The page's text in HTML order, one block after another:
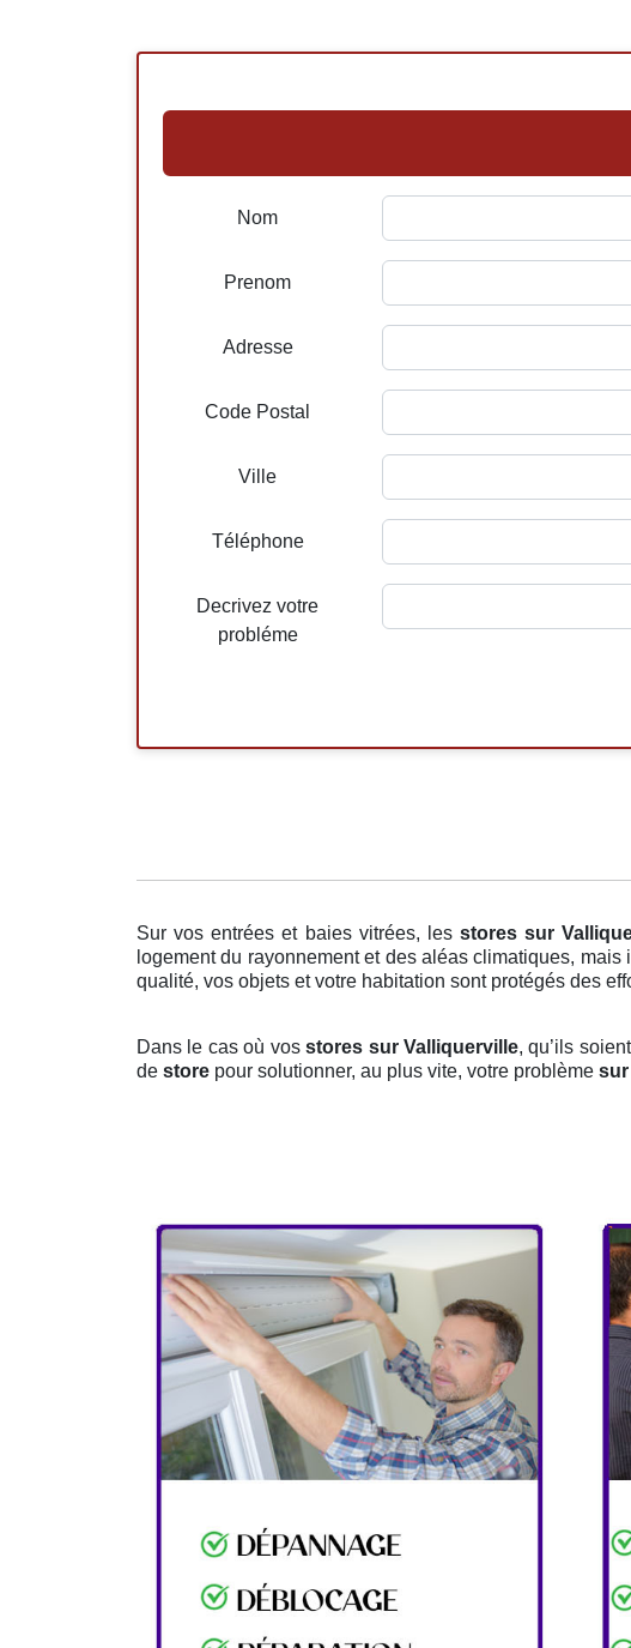
Nom
Prenom
Adresse
Code Postal
Ville
Téléphone
Decrivez votre
probléme
Sur vos entrées et baies vitrées, les stores sur
logement du rayonnement et des aléas climatiques,
qualité, vos objets et votre habitation sont protégés des
Dans le cas où vosstores sur Valliquerville, qu’ils
de store pour solutionner, au plus vite, votre problème sur